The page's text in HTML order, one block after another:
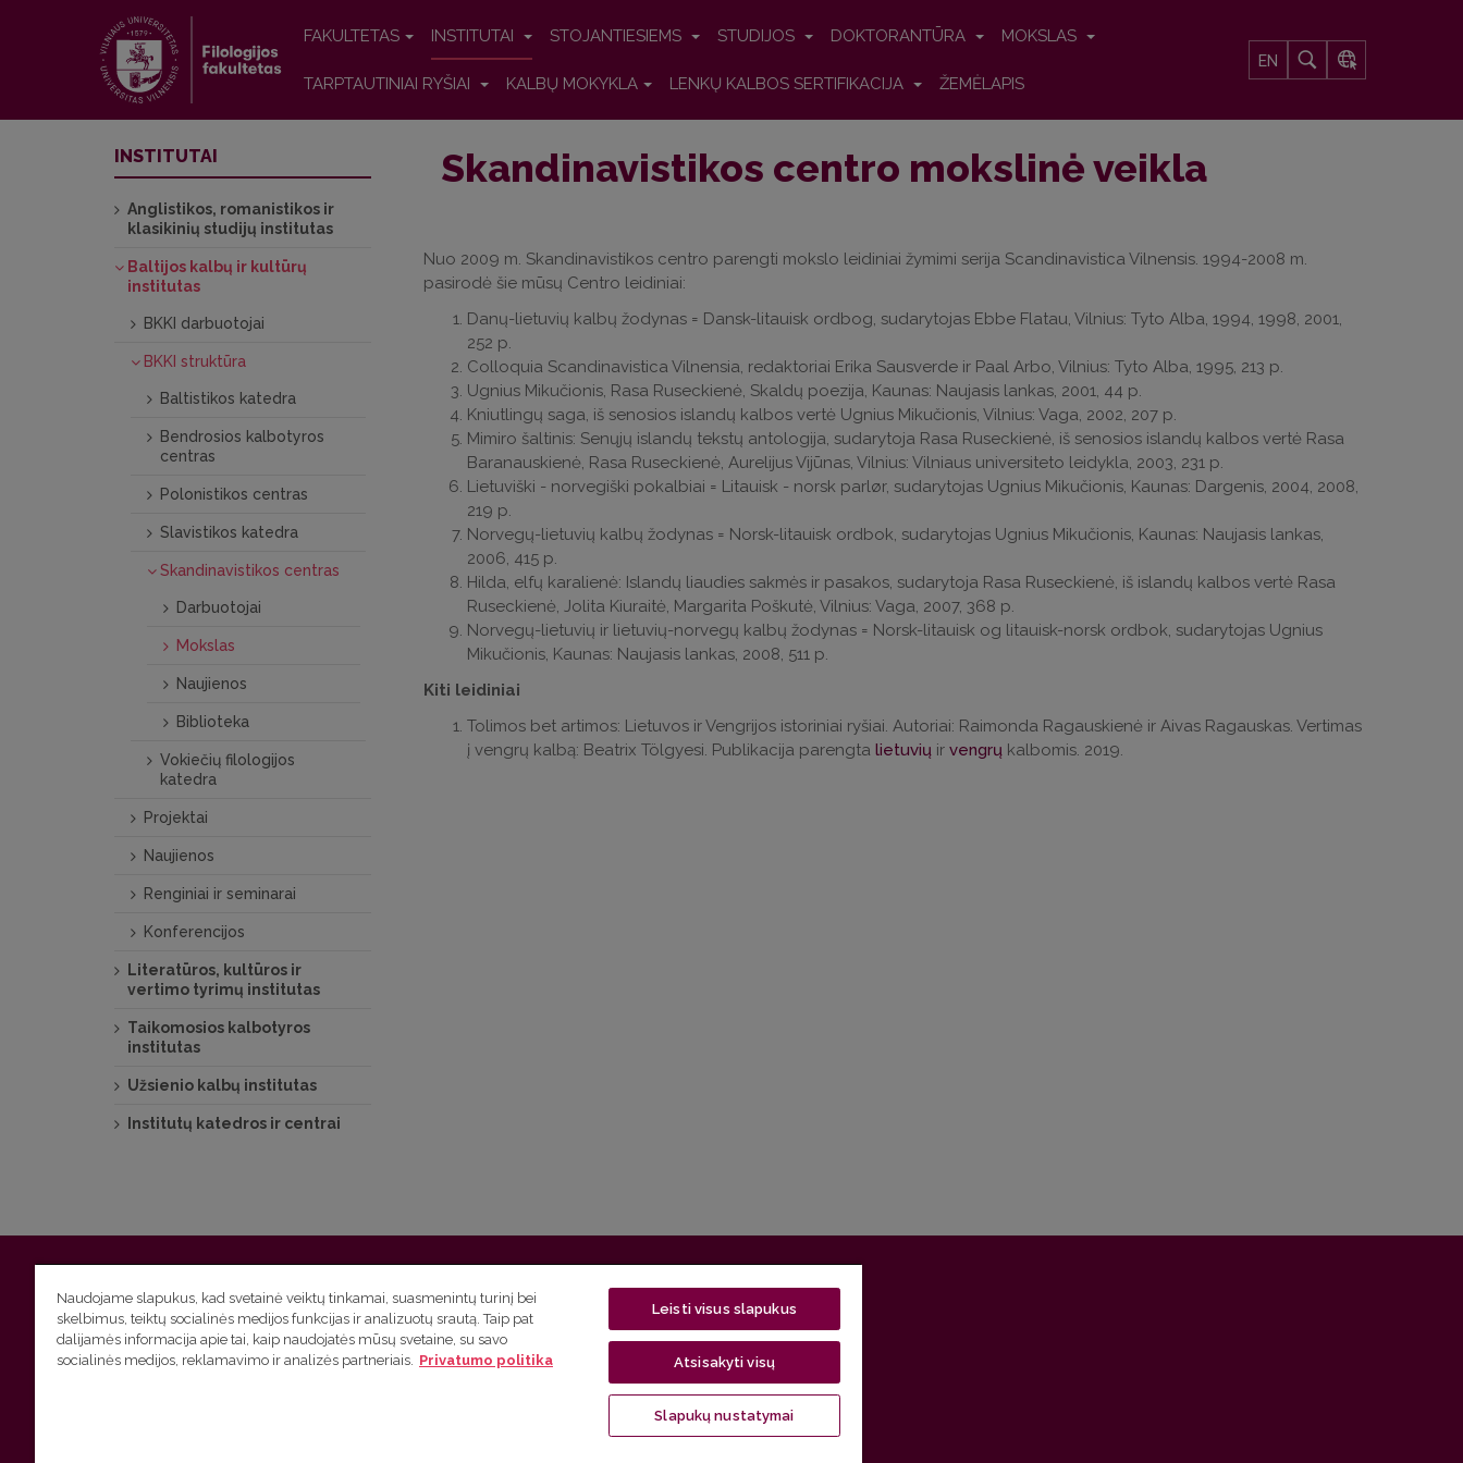
FAKULTETAS INSTITUTAI STOJANTIESIEMS STUDIJOS DOKTORANTŪRA MOKSLAS
TARPTAUTINIAI RYŠIAI KALBŲ MOKYKLA LENKŲ KALBOS SERTIFIKACIJA ŽEMĖLAPIS
EN
Skandinavistikos centro mokslinė veikla
Nuo 2009 m. Skandinavistikos centro parengti mokslo leidiniai žymimi serija Scandinavistica Vilnensis. 1994-2008 m.
pasirodė šie mūsų Centro leidiniai:
Danų-lietuvių kalbų žodynas = Dansk-litauisk ordbog, sudarytojas Ebbe Flatau, Vilnius: Tyto Alba, 1994, 1998, 2001,
252 p.
Colloquia Scandinavistica Vilnensia, redaktoriai Erika Sausverde ir Paal Arbo, Vilnius: Tyto Alba, 1995, 213 p.
Ugnius Mikučionis, Rasa Ruseckienė, Skaldų poezija, Kaunas: Naujasis lankas, 2001, 44 p.
Kniutlingų saga, iš senosios islandų kalbos vertė Ugnius Mikučionis, Vilnius: Vaga, 2002, 207 p.
Mimiro šaltinis: Senųjų islandų tekstų antologija, sudarytoja Rasa Ruseckienė, iš senosios islandų kalbos vertė Rasa
Baranauskienė, Rasa Ruseckienė, Aurelijus Vijūnas, Vilnius: Vilniaus universiteto leidykla, 2003, 231 p.
Lietuviški - norvegiški pokalbiai = Litauisk - norsk parlør, sudarytojas Ugnius Mikučionis, Kaunas: Dargenis, 2004, 2008,
219 p.
Norvegų-lietuvių kalbų žodynas = Norsk-litauisk ordbok, sudarytojas Ugnius Mikučionis, Kaunas: Naujasis lankas,
2006, 415 p.
Hilda, elfų karalienė: Islandų liaudies sakmės ir pasakos, sudarytoja Rasa Ruseckienė, iš islandų kalbos vertė Rasa
Ruseckienė, Jolita Kiuraitė, Margarita Poškutė, Vilnius: Vaga, 2007, 368 p.
Norvegų-lietuvių ir lietuvių-norvegų kalbų žodynas = Norsk-litauisk og litauisk-norsk ordbok, sudarytojas Ugnius
Mikučionis, Kaunas: Naujasis lankas, 2008, 511 p.
Kiti leidiniai
Tolimos bet artimos: Lietuvos ir Vengrijos istoriniai ryšiai. Autoriai: Raimonda Ragauskienė ir Aivas Ragauskas. Vertimas
į vengrų kalbą: Beatrix Tölgyesi. Publikacija parengta lietuvių ir vengrų kalbomis. 2019.
INSTITUTAI
Anglistikos, romanistikos ir
klasikinių studijų institutas
Baltijos kalbų ir kultūrų
institutas
BKKI darbuotojai
BKKI struktūra
Baltistikos katedra
Bendrosios kalbotyros
centras
Polonistikos centras
Slavistikos katedra
Skandinavistikos centras
Darbuotojai
Mokslas
Naujienos
Biblioteka
Vokiečių filologijos
katedra
Projektai
Naujienos
Renginiai ir seminarai
Konferencijos
Literatūros, kultūros ir
vertimo tyrimų institutas
Taikomosios kalbotyros
institutas
Užsienio kalbų institutas
Institutų katedros ir centrai
Vilniaus universitetas Filologijos fakultetas | Universiteto g. 5, LT-01131 Vilnius
Studijų skyriaus(studijų ir tvarkaraščio klausimai) tel. (0 5) 268 7208 | El. paštasstudijos@flf.vu.lt
Administracijos(personalo, auditorijų ir komunikacijos klausimai) tel. (0 5) 268 7207 | El. paštasflf@flf.vu.lt
https://www.flf.vu.lt/lsk| El. paštasandrius.apinis@flf.vu.lt
Naudojame slapukus, kad svetainė veiktų tinkamai, suasmenintų turinį bei
skelbimus, teiktų socialinės medijos funkcijas ir analizuotų srautą. Taip pat
dalijamės informacija apie tai, kaip naudojatės mūsų svetaine, su savo
socialinės medijos, reklamavimo ir analizės partneriais. Privatumo politika
Leisti visus slapukus
Atsisakyti visų
Slapukų nustatymai